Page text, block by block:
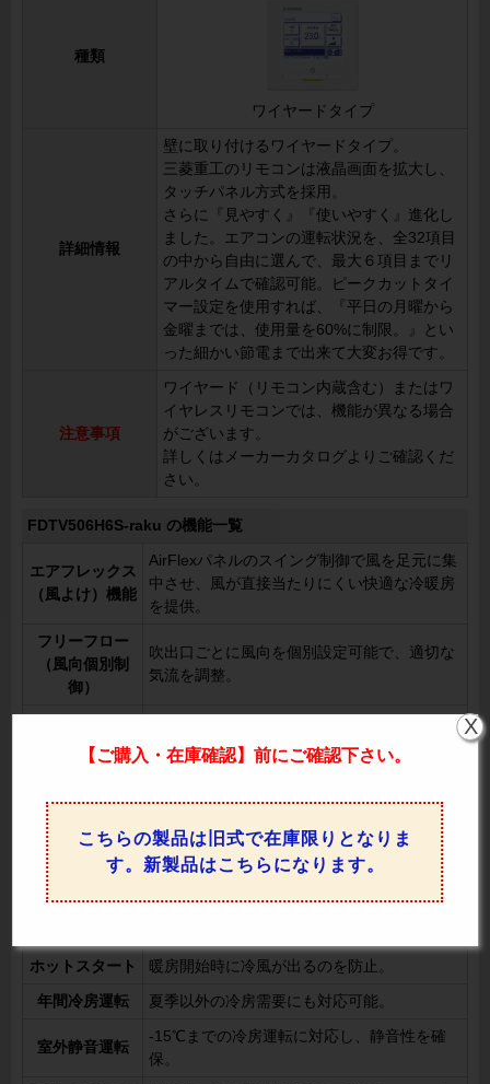
種類
ワイヤードタイプ
詳細情報
壁に取り付けるワイヤードタイプ。
三菱重工のリモコンは液晶画面を拡大し、
タッチパネル方式を採用。
さらに『見やすく』『使いやすく』進化し
ました。エアコンの運転状況を、全32項目
の中から自由に選んで、最大６項目までリ
アルタイムで確認可能。ピークカットタイ
マー設定を使用すれば、『平日の月曜から
金曜までは、使用量を60%に制限。』とい
った細かい節電まで出来て大変お得です。
注意事項
ワイヤード（リモコン内蔵含む）またはワ
イヤレスリモコンでは、機能が異なる場合
がございます。
詳しくはメーカーカタログよりご確認くだ
さい。
FDTV506H6S-raku の機能一覧
エアフレックス
（風よけ）機能
AirFlexパネルのスイング制御で風を足元に集
中させ、風が直接当たりにくい快適な冷暖房
を提供。
フリーフロー
（風向個別制
御）
吹出口ごとに風向を個別設定可能で、適切な
気流を調整。
機構
で水平になり、冷風が直接当たらない設計。
ルーバ
人感センサ制御
人感センサーで人の有無を確認し、無駄な運
転を防いで節電を実現。
ホットスタート 暖房開始時に冷風が出るのを防止。
年間冷房運転 夏季以外の冷房需要にも対応可能。
室外静音運転
-15℃までの冷房運転に対応し、静音性を確
保。
【ご購入・在庫確認】前にご確認下さい。
こちらの製品は旧式で在庫限りとなりま
す。新製品はこちらになります。
X